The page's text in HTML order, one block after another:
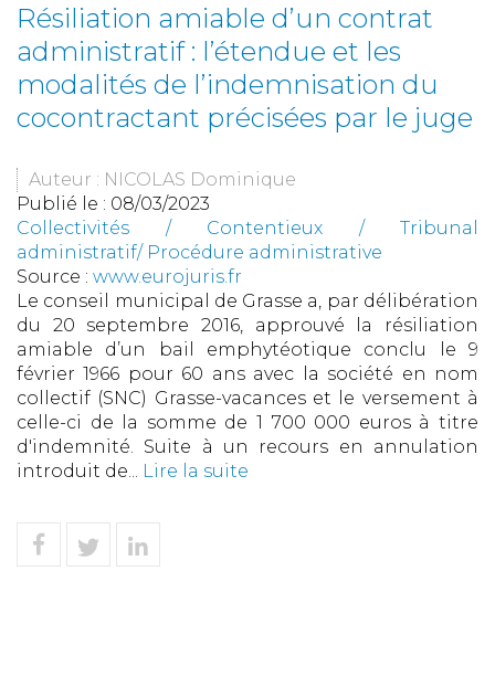
Résiliation amiable d’un contrat
administratif : l’étendue et les
modalités de l’indemnisation du
cocontractant précisées par le juge
Auteur : NICOLAS Dominique
Publié le : 08/03/2023
Collectivités / Contentieux / Tribunal
administratif/ Procédure administrative
Source : www.eurojuris.fr
Le conseil municipal de Grasse a, par délibération
du 20 septembre 2016, approuvé la résiliation
amiable d’un bail emphytéotique conclu le 9
février 1966 pour 60 ans avec la société en nom
collectif (SNC) Grasse-vacances et le versement à
celle-ci de la somme de 1 700 000 euros à titre
d'indemnité. Suite à un recours en annulation
introduit de...
Lire la suite